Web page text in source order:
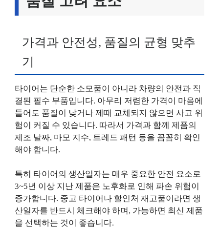
가격과 안전성, 품질의 균형 맞추
기
타이어는 단순한 소모품이 아니라 차량의 안전과 직
결된 필수 부품입니다. 아무리 저렴한 가격이 마음에
들어도 품질이 낮거나 제때 교체되지 않으면 사고 위
험이 커질 수 있습니다. 따라서 가격과 함께 제품의
제조 날짜, 마모 지수, 트레드 패턴 등을 꼼꼼히 확인
해야 합니다.
특히 타이어의 생산일자는 매우 중요한 안전 요소로
3~5년 이상 지난 제품은 노후화로 인해 파손 위험이
증가합니다. 중고 타이어나 할인처 재고품이라면 생
산일자를 반드시 체크해야 하며, 가능하면 최신 제품
을 선택하는 것이 좋습니다.